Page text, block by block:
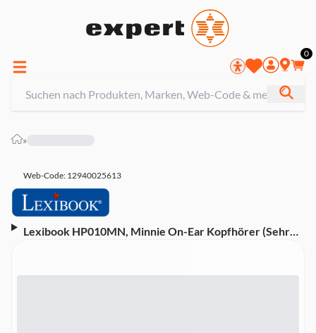
0
»
Web-Code: 12940025613
Lexibook HP010MN, Minnie On-Ear Kopfhörer (Sehr